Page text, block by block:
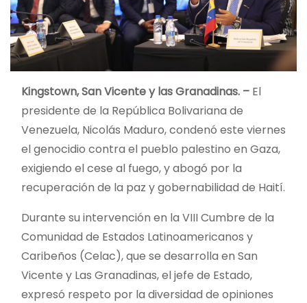
Kingstown, San Vicente y las Granadinas. – El
presidente de la República Bolivariana de
Venezuela, Nicolás Maduro, condenó este viernes
el genocidio contra el pueblo palestino en Gaza,
exigiendo el cese al fuego, y abogó por la
recuperación de la paz y gobernabilidad de Haití.
Durante su intervención en la VIII Cumbre de la
Comunidad de Estados Latinoamericanos y
Caribeños (Celac), que se desarrolla en San
Vicente y Las Granadinas, el jefe de Estado,
expresó respeto por la diversidad de opiniones